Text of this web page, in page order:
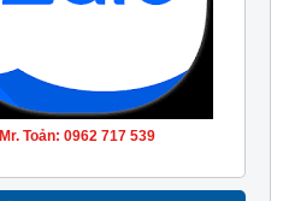
Mr. Toản: 0962 717 539